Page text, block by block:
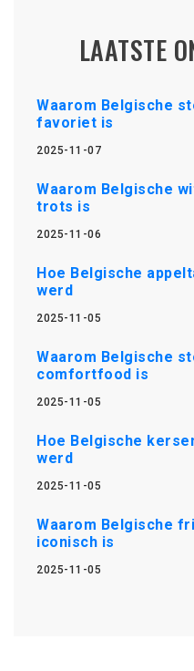
LAATSTE
Waarom Belgische
favoriet is
2025-11-07
Waarom Belgische
trots is
2025-11-06
Hoe Belgische
werd
2025-11-05
Waarom Belgische
comfortfood is
2025-11-05
Hoe Belgische
werd
2025-11-05
Waarom Belgische
iconisch is
2025-11-05